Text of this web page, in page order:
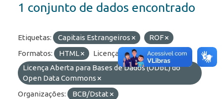
1 conjunto de dados encontrado
Etiquetas: Capitais Estrangeiros
ROF
Formatos:
HTML
Licenças:
Licença Aberta para Bases de Dados (ODbL) do
Open Data Commons
Organizações:
BCB/Dstat